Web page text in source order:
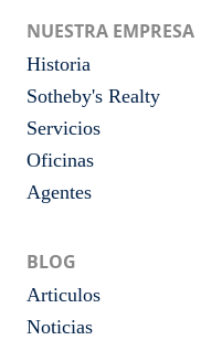
NUESTRA EMPRESA
Historia
Sotheby's Realty
Servicios
Oficinas
Agentes
BLOG
Articulos
Noticias